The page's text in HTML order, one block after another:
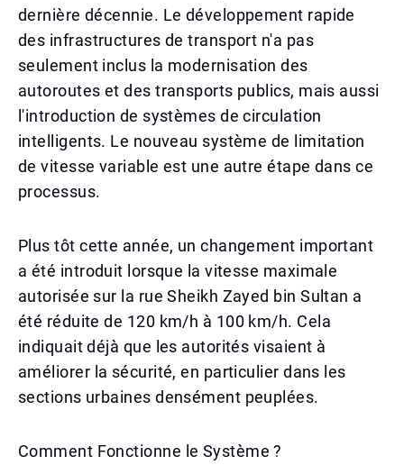
dernière décennie. Le développement rapide
des infrastructures de transport n'a pas
seulement inclus la modernisation des
autoroutes et des transports publics, mais aussi
l'introduction de systèmes de circulation
intelligents. Le nouveau système de limitation
de vitesse variable est une autre étape dans ce
processus.
Plus tôt cette année, un changement important
a été introduit lorsque la vitesse maximale
autorisée sur la rue Sheikh Zayed bin Sultan a
été réduite de 120 km/h à 100 km/h. Cela
indiquait déjà que les autorités visaient à
améliorer la sécurité, en particulier dans les
sections urbaines densément peuplées.
Comment Fonctionne le Système ?